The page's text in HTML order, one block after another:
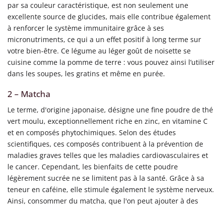
par sa couleur caractéristique, est non seulement une
excellente source de glucides, mais elle contribue également
à renforcer le système immunitaire grâce à ses
micronutriments, ce qui a un effet positif à long terme sur
votre bien-être. Ce légume au léger goût de noisette se
cuisine comme la pomme de terre : vous pouvez ainsi l’utiliser
dans les soupes, les gratins et même en purée.
2 – Matcha
Le terme, d'origine japonaise, désigne une fine poudre de thé
vert moulu, exceptionnellement riche en zinc, en vitamine C
et en composés phytochimiques. Selon des études
scientifiques, ces composés contribuent à la prévention de
maladies graves telles que les maladies cardiovasculaires et
le cancer. Cependant, les bienfaits de cette poudre
légèrement sucrée ne se limitent pas à la santé. Grâce à sa
teneur en caféine, elle stimule également le système nerveux.
Ainsi, consommer du matcha, que l'on peut ajouter à des